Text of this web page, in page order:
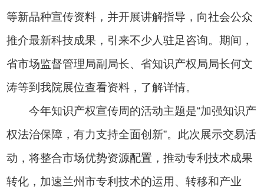
等新品种宣传资料，并开展讲解指导，向社会公众
推介最新科技成果，引来不少人驻足咨询。期间，
省市场监督管理局副局长、省知识产权局局长何文
涛等到我院展位查看资料，了解详情。
今年知识产权宣传周的活动主题是“加强知识产
权法治保障，有力支持全面创新”。此次展示交易活
动，将整合市场优势资源配置，推动专利技术成果
转化，加速兰州市专利技术的运用、转移和产业